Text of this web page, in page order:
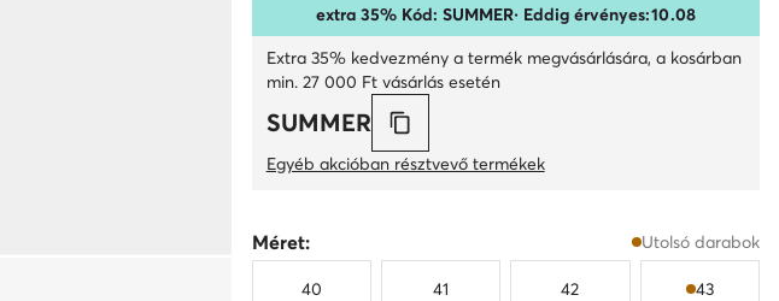
extra 35% Kód: SUMMER· Eddig érvényes:10.08
Extra 35% kedvezmény a termék megvásárlására, a kosárban
min. 27 000 Ft vásárlás esetén
SUMMER
Egyéb akcióban résztvevő termékek
Méret: Utolsó darabok
40 41 42 43